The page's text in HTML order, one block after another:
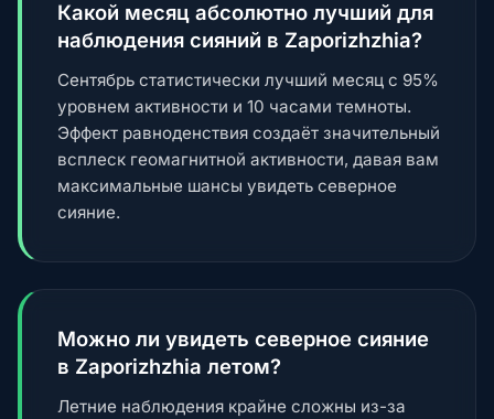
Какой месяц абсолютно лучший для
наблюдения сияний в Zaporizhzhia?
Сентябрь статистически лучший месяц с 95%
уровнем активности и 10 часами темноты.
Эффект равноденствия создаёт значительный
всплеск геомагнитной активности, давая вам
максимальные шансы увидеть северное
сияние.
Можно ли увидеть северное сияние
в Zaporizhzhia летом?
Летние наблюдения крайне сложны из-за